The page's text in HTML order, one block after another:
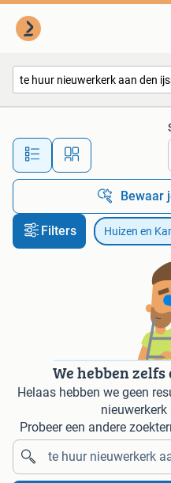
Alle
Bewaar
Filters Huizen en
We hebben
Helaas hebben we geen
nieuwerkerk
Probeer een andere